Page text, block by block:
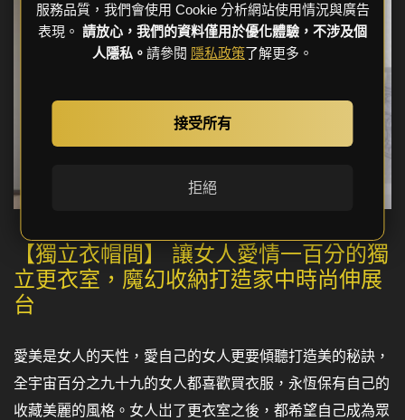
【獨立衣帽間】 讓女人愛情一百分的獨
立更衣室，魔幻收納打造家中時尚伸展
台
愛美是女人的天性，愛自己的女人更要傾聽打造美的秘訣，
全宇宙百分之九十九的女人都喜歡買衣服，永恆保有自己的
收藏美麗的風格。女人岀了更衣室之後，都希望自己成為眾
服務品質，我們會使用 Cookie 分析網站使用情況與廣告
表現。 請放心，我們的資料僅用於優化體驗，不涉及個
人隱私。 請參閱 隱私政策了解更多。
接受所有
拒絕